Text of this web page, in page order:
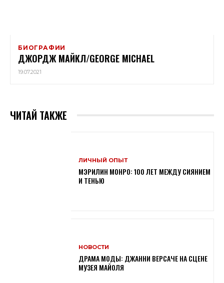
БИОГРАФИИ
ДЖОРДЖ МАЙКЛ/GEORGE MICHAEL
19.07.2021
ЧИТАЙ ТАКЖЕ
ЛИЧНЫЙ ОПЫТ
МЭРИЛИН МОНРО: 100 ЛЕТ МЕЖДУ СИЯНИЕМ
И ТЕНЬЮ
НОВОСТИ
ДРАМА МОДЫ: ДЖАННИ ВЕРСАЧЕ НА СЦЕНЕ
МУЗЕЯ МАЙОЛЯ